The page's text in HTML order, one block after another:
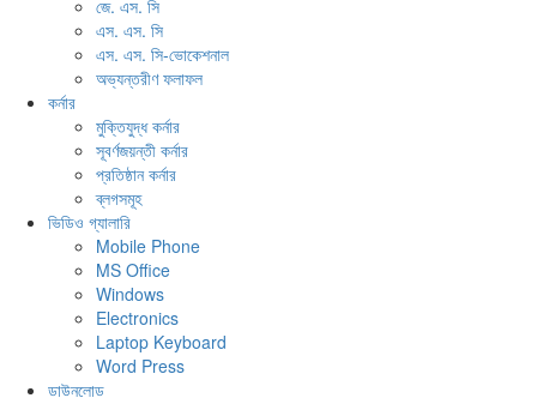
জে. এস. সি
এস. এস. সি
এস. এস. সি-ভোকেশনাল
অভ্যন্তরীণ ফলাফল
কর্নার
মুক্তিযুদ্ধ কর্নার
সূবর্ণজয়ন্তী কর্নার
প্রতিষ্ঠান কর্নার
ব্লগসমূহ
ভিডিও গ্যালারি
Mobile Phone
MS Office
Windows
Electronics
Laptop Keyboard
Word Press
ডাউনলোড